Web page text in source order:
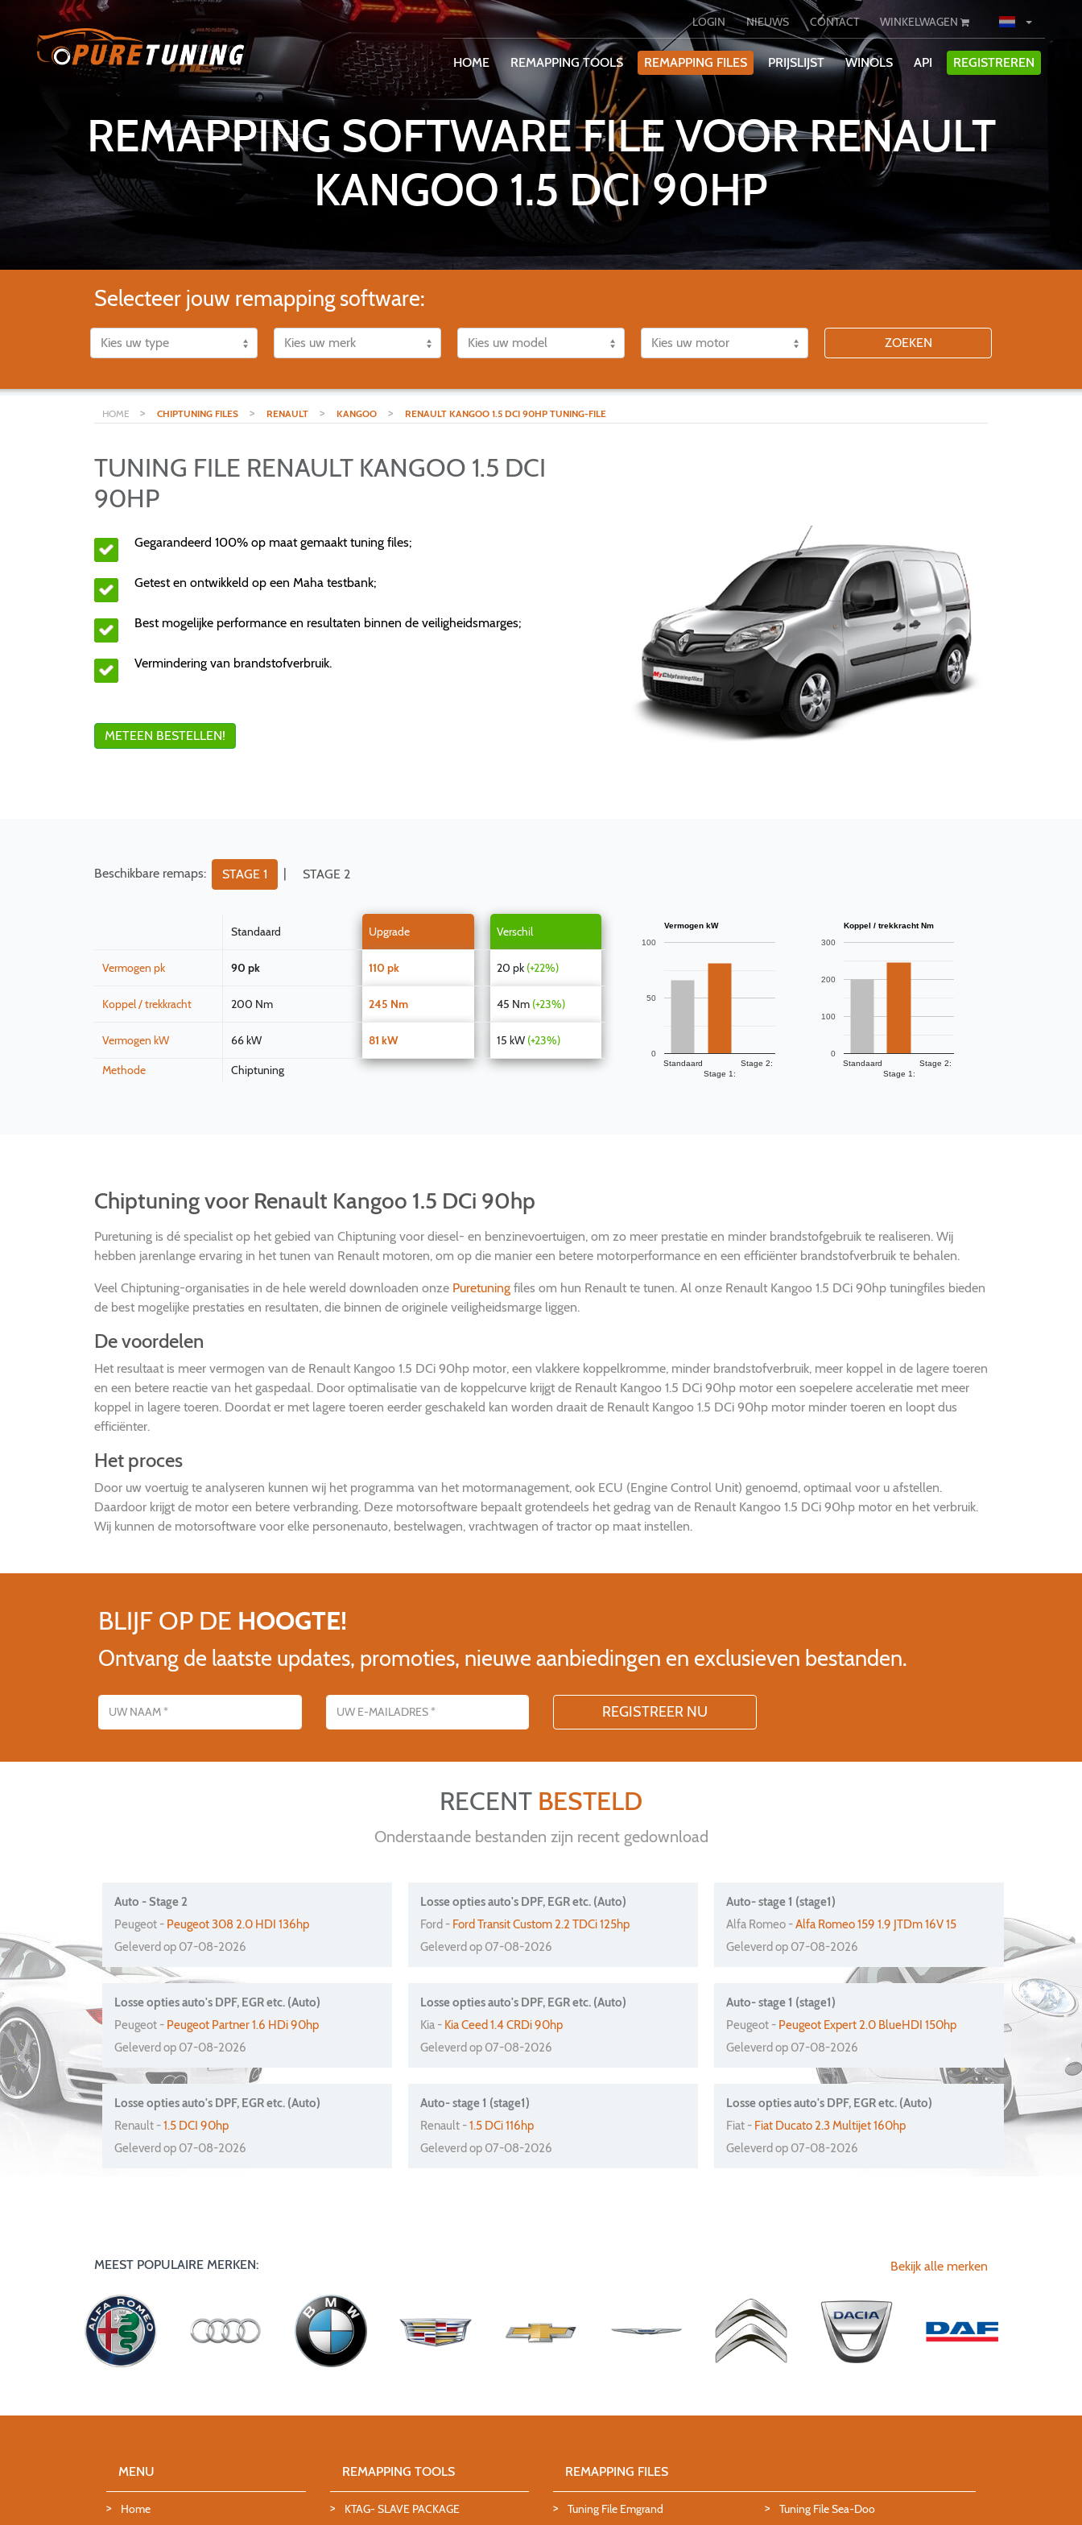
LOGIN NIEUWS CONTACT WINKELWAGEN
HOME REMAPPING TOOLS REMAPPING FILES PRIJSLIJST WINOLS API REGISTREREN
REMAPPING SOFTWARE FILE VOOR RENAULT
KANGOO 1.5 DCI 90HP
Selecteer jouw remapping software:
ZOEKEN
HOME > CHIPTUNING FILES > RENAULT > KANGOO > RENAULT KANGOO 1.5 DCI 90HP TUNING-FILE
TUNING FILE RENAULT KANGOO 1.5 DCI
90HP
Gegarandeerd 100% op maat gemaakt tuning files;
Getest en ontwikkeld op een Maha testbank;
Best mogelijke performance en resultaten binnen de veiligheidsmarges;
Vermindering van brandstofverbruik.
METEEN BESTELLEN!
Beschikbare remaps: STAGE 1 | STAGE 2
Standaard Upgrade Verschil
Vermogen pk 90 pk 110 pk 20 pk (+22%)
Koppel / trekkracht 200 Nm 245 Nm 45 Nm (+23%)
Vermogen kW 66 kW 81 kW 15 kW (+23%)
Methode Chiptuning
Vermogen kW
Standaard
Stage 1:
Stage 2:
0
50
100
Koppel / trekkracht Nm
Standaard
Stage 1:
Stage 2:
0
100
200
300
Chiptuning voor Renault Kangoo 1.5 DCi 90hp
Puretuning is dé specialist op het gebied van Chiptuning voor diesel- en benzinevoertuigen, om zo meer prestatie en minder brandstofgebruik te realiseren. Wij
hebben jarenlange ervaring in het tunen van Renault motoren, om op die manier een betere motorperformance en een efficiënter brandstofverbruik te behalen.
Veel Chiptuning-organisaties in de hele wereld downloaden onze Puretuning files om hun Renault te tunen. Al onze Renault Kangoo 1.5 DCi 90hp tuningfiles bieden
de best mogelijke prestaties en resultaten, die binnen de originele veiligheidsmarge liggen.
De voordelen
Het resultaat is meer vermogen van de Renault Kangoo 1.5 DCi 90hp motor, een vlakkere koppelkromme, minder brandstofverbruik, meer koppel in de lagere toeren
en een betere reactie van het gaspedaal. Door optimalisatie van de koppelcurve krijgt de Renault Kangoo 1.5 DCi 90hp motor een soepelere acceleratie met meer
koppel in lagere toeren. Doordat er met lagere toeren eerder geschakeld kan worden draait de Renault Kangoo 1.5 DCi 90hp motor minder toeren en loopt dus
efficiënter.
Het proces
Door uw voertuig te analyseren kunnen wij het programma van het motormanagement, ook ECU (Engine Control Unit) genoemd, optimaal voor u afstellen.
Daardoor krijgt de motor een betere verbranding. Deze motorsoftware bepaalt grotendeels het gedrag van de Renault Kangoo 1.5 DCi 90hp motor en het verbruik.
Wij kunnen de motorsoftware voor elke personenauto, bestelwagen, vrachtwagen of tractor op maat instellen.
BLIJF OP DE HOOGTE!
Ontvang de laatste updates, promoties, nieuwe aanbiedingen en exclusieven bestanden.
RECENT BESTELD
Onderstaande bestanden zijn recent gedownload
Auto - Stage 2
Peugeot - Peugeot 308 2.0 HDI 136hp
Geleverd op 07-08-2026
Losse opties auto's DPF, EGR etc. (Auto)
Ford - Ford Transit Custom 2.2 TDCi 125hp
Geleverd op 07-08-2026
Auto- stage 1 (stage1)
Alfa Romeo -Alfa Romeo 159 1.9 JTDm 16V 15
Geleverd op 07-08-2026
Losse opties auto's DPF, EGR etc. (Auto)
Peugeot - Peugeot Partner 1.6 HDi 90hp
Geleverd op 07-08-2026
Losse opties auto's DPF, EGR etc. (Auto)
Kia - Kia Ceed 1.4 CRDi 90hp
Geleverd op 07-08-2026
Auto- stage 1 (stage1)
Peugeot - Peugeot Expert 2.0 BlueHDI 150hp
Geleverd op 07-08-2026
Losse opties auto's DPF, EGR etc. (Auto)
Renault -1.5 DCI 90hp
Geleverd op 07-08-2026
Auto- stage 1 (stage1)
Renault -1.5 DCi 116hp
Geleverd op 07-08-2026
Losse opties auto's DPF, EGR etc. (Auto)
Fiat - Fiat Ducato 2.3 Multijet 160hp
Geleverd op 07-08-2026
MEEST POPULAIRE MERKEN: Bekijk alle merken
MENU
Home
REMAPPING TOOLS
KTAG- SLAVE PACKAGE
REMAPPING FILES
Tuning File Emgrand
Tuning File Sea-Doo